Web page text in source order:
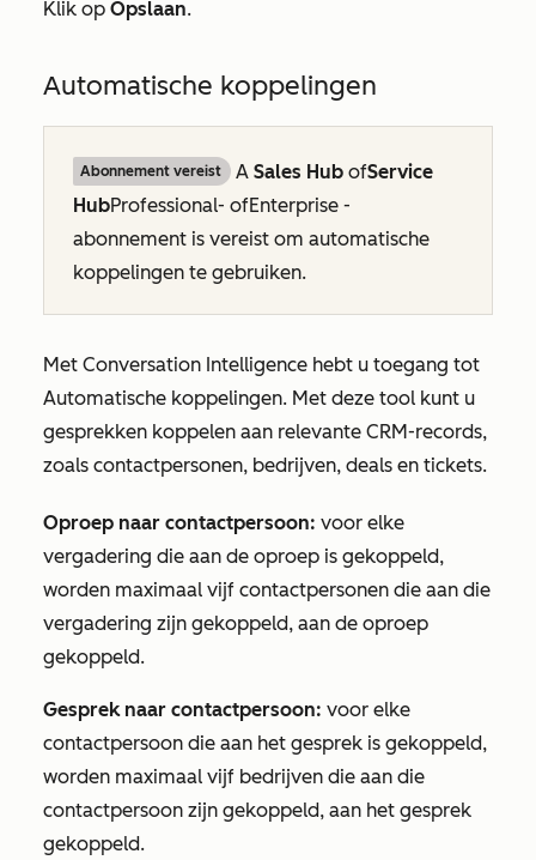
Klik op Opslaan.
Automatische koppelingen
Abonnement vereist A Sales Hub ofService
HubProfessional- ofEnterprise -
abonnement is vereist om automatische
koppelingen te gebruiken.
Met Conversation Intelligence hebt u toegang tot
Automatische koppelingen. Met deze tool kunt u
gesprekken koppelen aan relevante CRM-records,
zoals contactpersonen, bedrijven, deals en tickets.
Oproep naar contactpersoon: voor elke
vergadering die aan de oproep is gekoppeld,
worden maximaal vijf contactpersonen die aan die
vergadering zijn gekoppeld, aan de oproep
gekoppeld.
Gesprek naar contactpersoon: voor elke
contactpersoon die aan het gesprek is gekoppeld,
worden maximaal vijf bedrijven die aan die
contactpersoon zijn gekoppeld, aan het gesprek
gekoppeld.